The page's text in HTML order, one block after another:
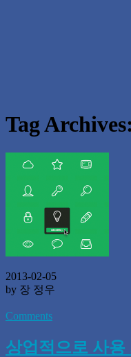
Tag Archives:
2013-02-05
by 장 정우
Comments
상업적으로 사용